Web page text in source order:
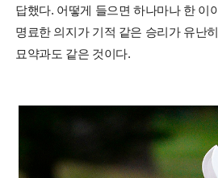
답했다. 어떻게 들으면 하나마나 한 이
명료한 의지가 기적 같은 승리가 유난
묘약과도 같은 것이다.